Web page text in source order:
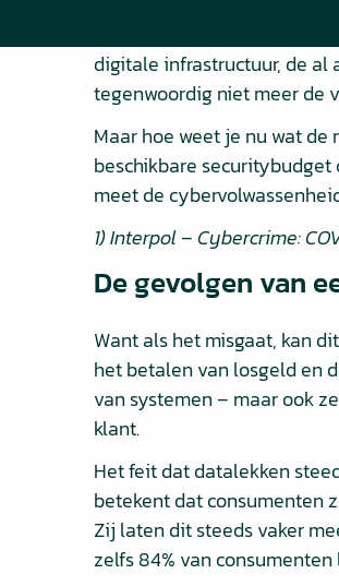
digitale infrastructuur, de al
tegenwoordig niet meer de
Maar hoe weet je nu wat
beschikbare
meet de
1) Interpol – Cybercrime:
De gevolgen van
Want als het misgaat, kan
het betalen van losgeld en
van systemen – maar ook
klant.
Het feit dat datalekken
betekent dat consumenten
Zij laten dit steeds vaker
zelfs 84% van